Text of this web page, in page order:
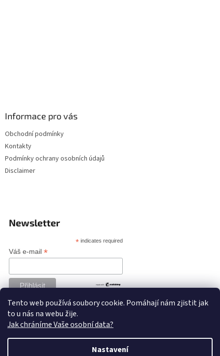
Tento web používá soubory cookie. Pomáhají nám zjistit jak
to u nás na webu žije.
Jak chráníme Vaše osobní data?
Nastavení
Informace pro vás
Obchodní podmínky
Kontakty
Podmínky ochrany osobních údajů
Disclaimer
Newsletter
* indicates required
Váš e-mail *
Vytvořil Shoptet